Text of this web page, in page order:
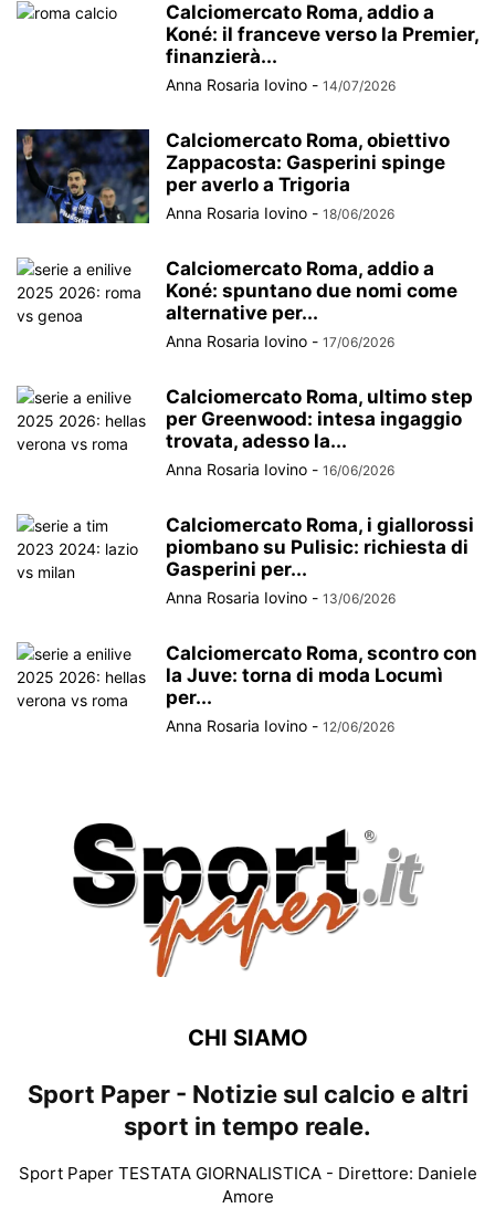
Calciomercato Roma, addio a
Koné: il franceve verso la Premier,
finanzierà...
Anna Rosaria Iovino - 14/07/2026
Calciomercato Roma, obiettivo
Zappacosta: Gasperini spinge
per averlo a Trigoria
Anna Rosaria Iovino - 18/06/2026
Calciomercato Roma, addio a
Koné: spuntano due nomi come
alternative per...
Anna Rosaria Iovino - 17/06/2026
Calciomercato Roma, ultimo step
per Greenwood: intesa ingaggio
trovata, adesso la...
Anna Rosaria Iovino - 16/06/2026
Calciomercato Roma, i giallorossi
piombano su Pulisic: richiesta di
Gasperini per...
Anna Rosaria Iovino - 13/06/2026
Calciomercato Roma, scontro con
la Juve: torna di moda Locumì
per...
Anna Rosaria Iovino - 12/06/2026
CHI SIAMO
Sport Paper - Notizie sul calcio e altri
sport in tempo reale.
Sport Paper TESTATA GIORNALISTICA - Direttore: Daniele
Amore